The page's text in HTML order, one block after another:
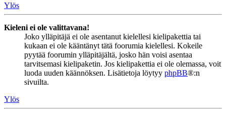
Ylös
Kieleni ei ole valittavana!
Joko ylläpitäjä ei ole asentanut kielellesi kielipakettia tai
kukaan ei ole kääntänyt tätä foorumia kielellesi. Kokeile
pyytää foorumin ylläpitäjältä, josko hän voisi asentaa
tarvitsemasi kielipaketin. Jos kielipakettia ei ole olemassa, voit
luoda uuden käännöksen. Lisätietoja löytyy phpBB®:n
sivuilta.
Ylös